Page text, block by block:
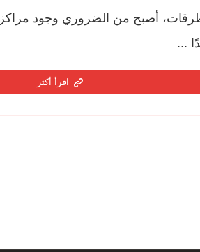
أصبح من الضروري وجود
...
اقرأ أكثر